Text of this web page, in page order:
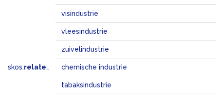
visindustrie
vleesindustrie
zuivelindustrie
skos:related chemische industrie
tabaksindustrie